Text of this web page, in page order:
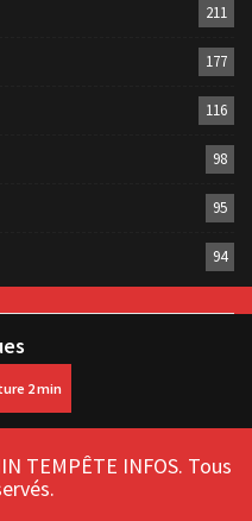
211
177
116
98
95
94
TEMPÊTE INFOS. Tous